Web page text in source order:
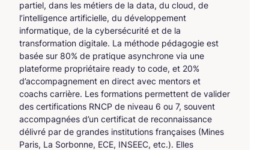
partiel, dans les métiers de la data, du cloud, de
l’intelligence artificielle, du développement
informatique, de la cybersécurité et de la
transformation digitale. La méthode pédagogie est
basée sur 80% de pratique asynchrone via une
plateforme propriétaire ready to code, et 20%
d’accompagnement en direct avec mentors et
coachs carrière. Les formations permettent de valider
des certifications RNCP de niveau 6 ou 7, souvent
accompagnées d’un certificat de reconnaissance
délivré par de grandes institutions françaises (Mines
Paris, La Sorbonne, ECE, INSEEC, etc.). Elles